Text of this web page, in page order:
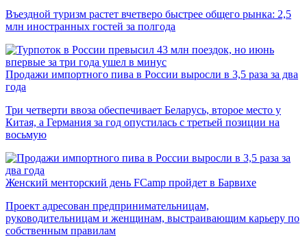
Въездной туризм растет вчетверо быстрее общего рынка: 2,5
млн иностранных гостей за полгода
Продажи импортного пива в России выросли в 3,5 раза за два
года
Три четверти ввоза обеспечивает Беларусь, второе место у
Китая, а Германия за год опустилась с третьей позиции на
восьмую
Женский менторский день FCamp пройдет в Барвихе
Проект адресован предпринимательницам,
руководительницам и женщинам, выстраивающим карьеру по
собственным правилам